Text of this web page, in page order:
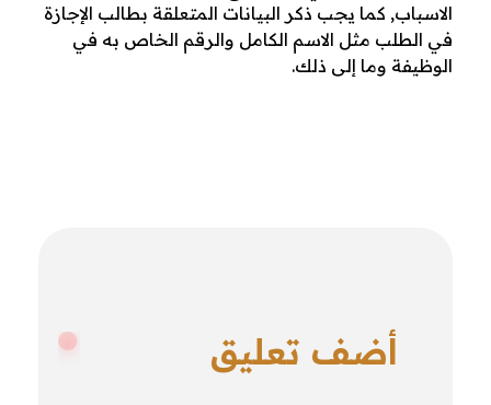
الاسباب, كما يجب ذكر البيانات المتعلقة بطالب الإجازة
في الطلب مثل الاسم الكامل والرقم الخاص به في
الوظيفة وما إلى ذلك.
أضف تعليق